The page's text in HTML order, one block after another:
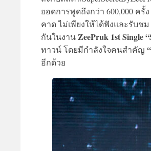
ยอดการพูดถึงกว่า 600,000 ค
คาด ไม่เพียงให้ได้ฟังและรับช
กันในงานZeePruk 1st Single
ทาวน์ โดยมีกำลังใจคนสำคัญ
อีกด้วย